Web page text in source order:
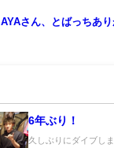
AYAさん、とばっちあり
6年ぶり！
久しぶりにダイブし